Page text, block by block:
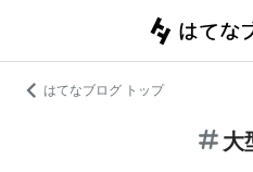
はてなブログ トップ
大